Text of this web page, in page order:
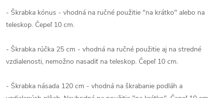
- Škrabka kónus - vhodná na ručné použitie "na krátko" alebo na
teleskop. Čepeľ 10 cm.
- Škrabka rúčka 25 cm - vhodná na ručné použitie aj na stredné
vzdialenosti, nemožno nasadiť na teleskop. Čepeľ 10 cm.
- Škrabka násada 120 cm - vhodná na škrabanie podláh a